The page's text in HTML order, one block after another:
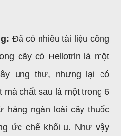
Đã có nhiêu tài liệu công
cây có Heliotrin là một
ung thư, nhưng lại có
mà chất sau là một trong 6
hàng ngàn loài cây thuốc
ức chế khối u. Như vậy